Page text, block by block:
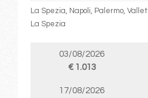
La Spezia, Napoli, Palermo,
La Spezia
03/08/2026
€ 1.013
17/08/2026